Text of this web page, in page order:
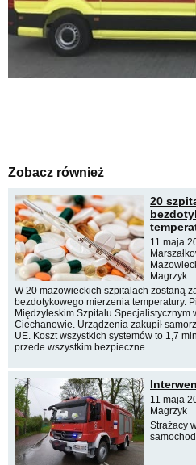
Zobacz również
20
11 maja
Magrzyk
W 20 mazowieckich szpitalach zostaną
bezdotykowego mierzenia temperatury.
Międzyleskim Szpitalu Specjalistycznym
Ciechanowie. Urządzenia zakupił
UE. Koszt wszystkich systemów to 1,7
przede wszystkim bezpieczne.
11 maja
Magrzyk
Strażacy